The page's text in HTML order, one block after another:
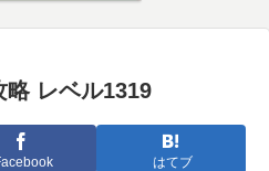
略 レベル1319
はてブ